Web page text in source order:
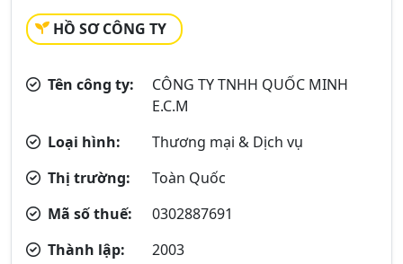
HỒ SƠ CÔNG TY
Tên công ty:
CÔNG TY TNHH QUỐC MINH
E.C.M
Loại hình:
Thương mại & Dịch vụ
Thị trường:
Toàn Quốc
Mã số thuế:
0302887691
Thành lập:
2003